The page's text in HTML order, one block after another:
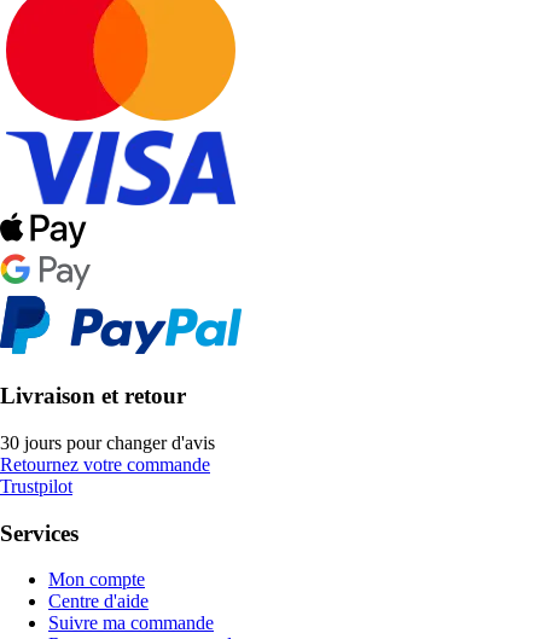
Livraison et retour
30 jours pour changer d'avis
Retournez votre commande
Trustpilot
Services
Mon compte
Centre d'aide
Suivre ma commande